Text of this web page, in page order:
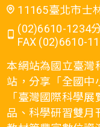
11165臺北市士
(02)6610-1234
FAX (02)6610-
本網站為國立臺灣
站，分享「全國中
「臺灣國際科學
品、科學研習雙月